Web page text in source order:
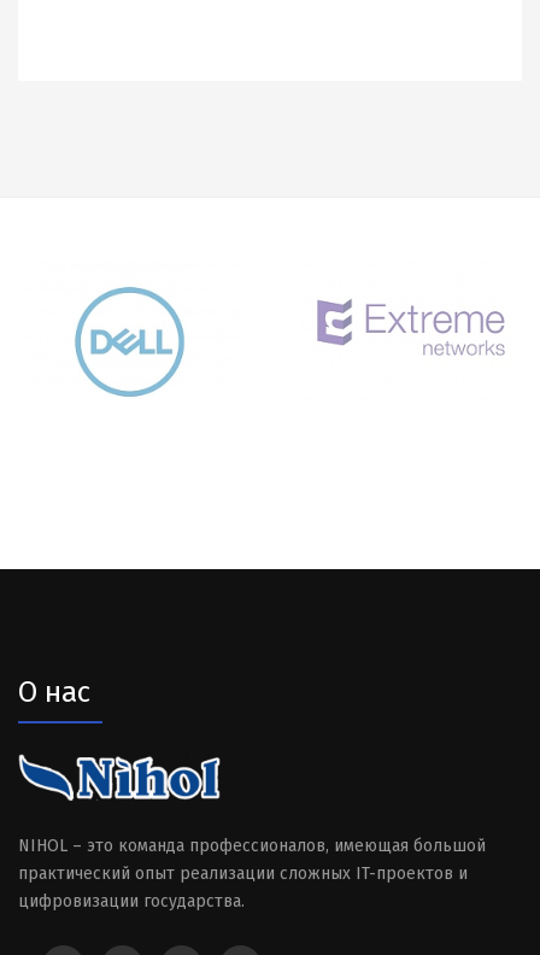
О нас
NIHOL – это команда профессионалов, имеющая большой
практический опыт реализации сложных IT-проектов и
цифровизации государства.